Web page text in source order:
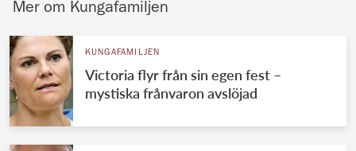
Mer om Kungafamiljen
KUNGAFAMILJEN
Victoria flyr från sin egen fest –
mystiska frånvaron avslöjad